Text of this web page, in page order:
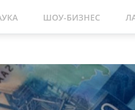
ШОУ-БИЗНЕС